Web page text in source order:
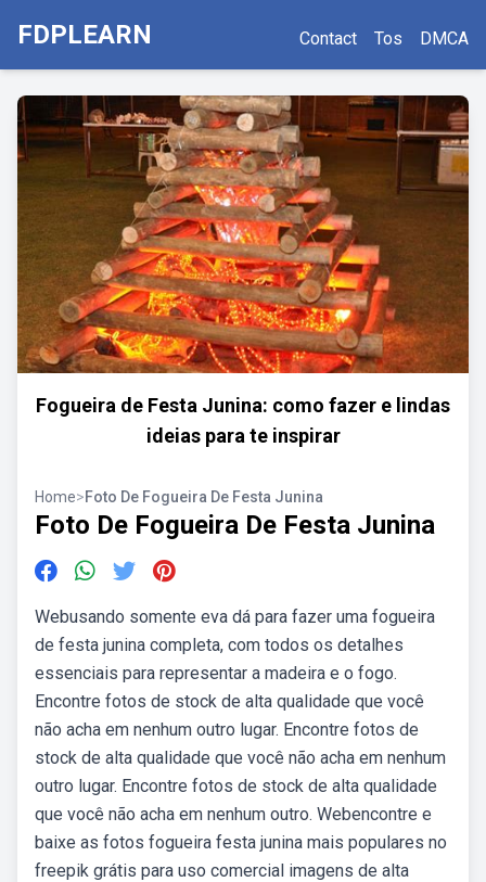
FDPLEARN Contact Tos DMCA
Fogueira de Festa Junina: como fazer e lindas
ideias para te inspirar
Home>Foto De Fogueira De Festa Junina
Foto De Fogueira De Festa Junina
Webusando somente eva dá para fazer uma fogueira
de festa junina completa, com todos os detalhes
essenciais para representar a madeira e o fogo.
Encontre fotos de stock de alta qualidade que você
não acha em nenhum outro lugar. Encontre fotos de
stock de alta qualidade que você não acha em nenhum
outro lugar. Encontre fotos de stock de alta qualidade
que você não acha em nenhum outro. Webencontre e
baixe as fotos fogueira festa junina mais populares no
freepik grátis para uso comercial imagens de alta